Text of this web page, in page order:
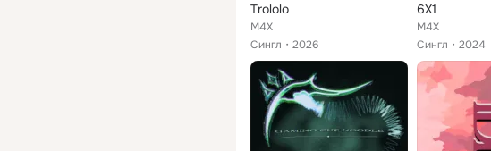
Trololo
M4X
Сингл
2026
6X1
M4X
Сингл
2024